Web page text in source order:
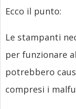
Ecco il punto:
Le stampanti
per funzionare
potrebbero
compresi i